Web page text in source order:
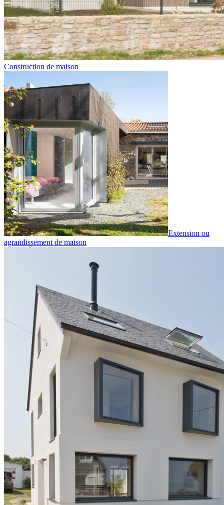
Construction de maison
Extension ou
agrandissement de maison